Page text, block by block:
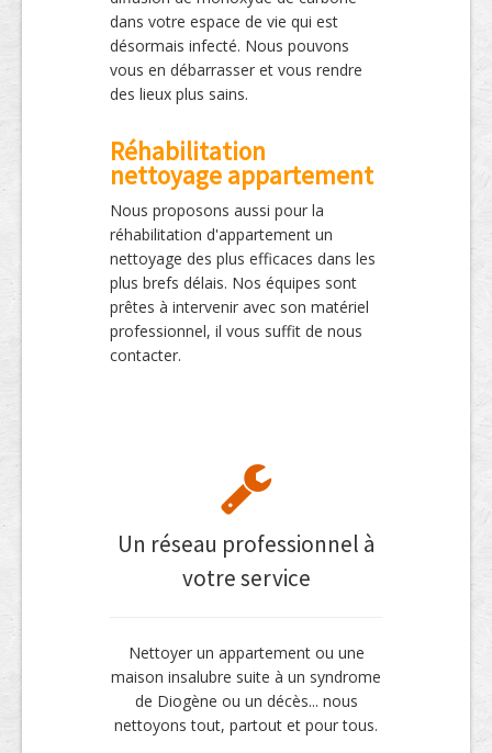
dans votre espace de vie qui est
désormais infecté. Nous pouvons
vous en débarrasser et vous rendre
des lieux plus sains.
Réhabilitation
nettoyage appartement
Nous proposons aussi pour la
réhabilitation d'appartement un
nettoyage des plus efficaces dans les
plus brefs délais. Nos équipes sont
prêtes à intervenir avec son matériel
professionnel, il vous suffit de nous
contacter.
Un réseau professionnel à
votre service
Nettoyer un appartement ou une
maison insalubre suite à un syndrome
de Diogène ou un décès... nous
nettoyons tout, partout et pour tous.